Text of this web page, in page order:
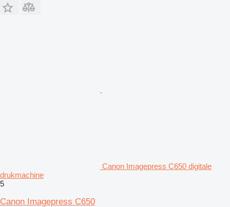
Canon Imagepress C650 digitale
drukmachine
5
Canon Imagepress C650